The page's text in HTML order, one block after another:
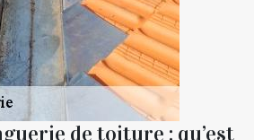
de toiture : qu’est